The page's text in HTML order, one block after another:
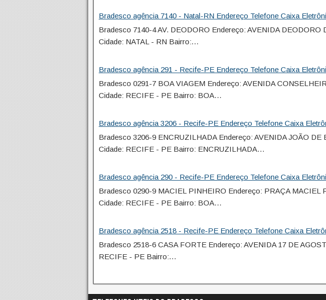
Bradesco agência 7140 - Natal-RN Endereço Telefone Caixa
Bradesco 7140-4 AV. DEODORO Endereço: AVENIDA DEODORO
Cidade: NATAL - RN Bairro:…
Bradesco agência 291 - Recife-PE Endereço Telefone Caixa
Bradesco 0291-7 BOA VIAGEM Endereço: AVENIDA
Cidade: RECIFE - PE Bairro: BOA…
Bradesco agência 3206 - Recife-PE Endereço Telefone Caixa
Bradesco 3206-9 ENCRUZILHADA Endereço: AVENIDA JOÃO DE
Cidade: RECIFE - PE Bairro: ENCRUZILHADA…
Bradesco agência 290 - Recife-PE Endereço Telefone Caixa
Bradesco 0290-9 MACIEL PINHEIRO Endereço: PRAÇA MACIEL
Cidade: RECIFE - PE Bairro: BOA…
Bradesco agência 2518 - Recife-PE Endereço Telefone Caixa
Bradesco 2518-6 CASA FORTE Endereço: AVENIDA 17 DE
RECIFE - PE Bairro:…